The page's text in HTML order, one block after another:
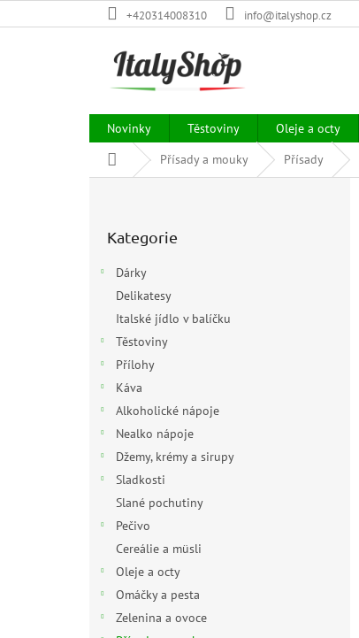
na
+420314008310 info@italyshop.cz
Novinky Těstoviny Oleje a octy
Domů
Přísady a mouky Přísady
kategorie
Kategorie
Dárky
Delikatesy
Italské jídlo v balíčku
Těstoviny
Přílohy
Káva
Alkoholické nápoje
Nealko nápoje
Džemy, krémy a sirupy
Sladkosti
Slané pochutiny
Pečivo
Cereálie a müsli
Oleje a octy
Omáčky a pesta
Zelenina a ovoce